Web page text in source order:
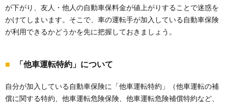
が下がり、友人・他人の自動車保料金が値上がりすることで迷惑を
かけてしまいます。そこで、車の運転手が加入している自動車保険
が利用できるかどうかを先に把握しておきましょう。
「他車運転特約」について
自分が加入している自動車保険に「他車運転特約」（他車運転の補
償に関する特約、他車運転危険保険、他車運転危険補償特約など、